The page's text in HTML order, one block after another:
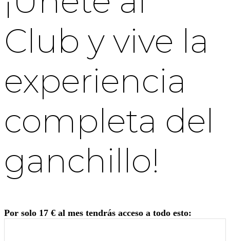
Club y vive la
experiencia
completa del
ganchillo!
Por solo 17 € al mes tendrás acceso a todo esto: